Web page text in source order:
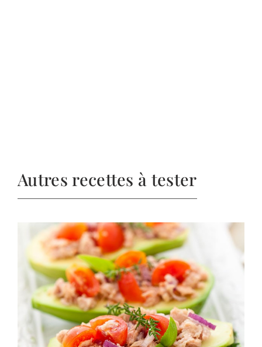
Autres recettes à tester